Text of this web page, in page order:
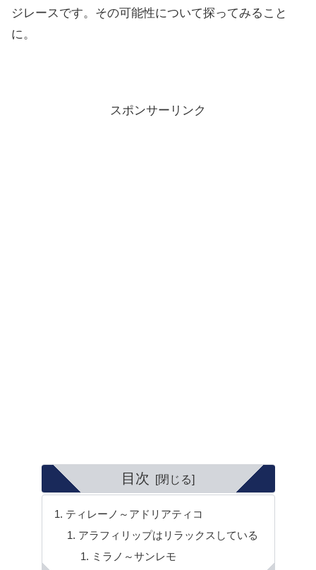
ジレースです。その可能性について探ってみること
に。
スポンサーリンク
目次
ティレーノ～アドリアティコ
アラフィリップはリラックスしている
ミラノ～サンレモ